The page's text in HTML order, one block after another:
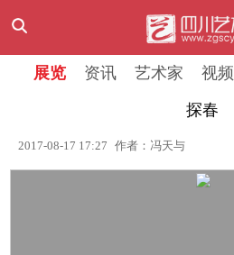
展览 资讯 艺术家 视频
探春
2017-08-17 17:27 作者：冯天与